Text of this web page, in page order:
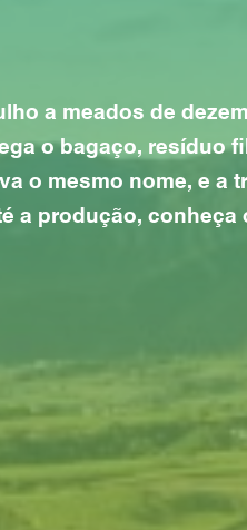
a meados de
o bagaço, resíduo
o mesmo nome, e a
a produção,